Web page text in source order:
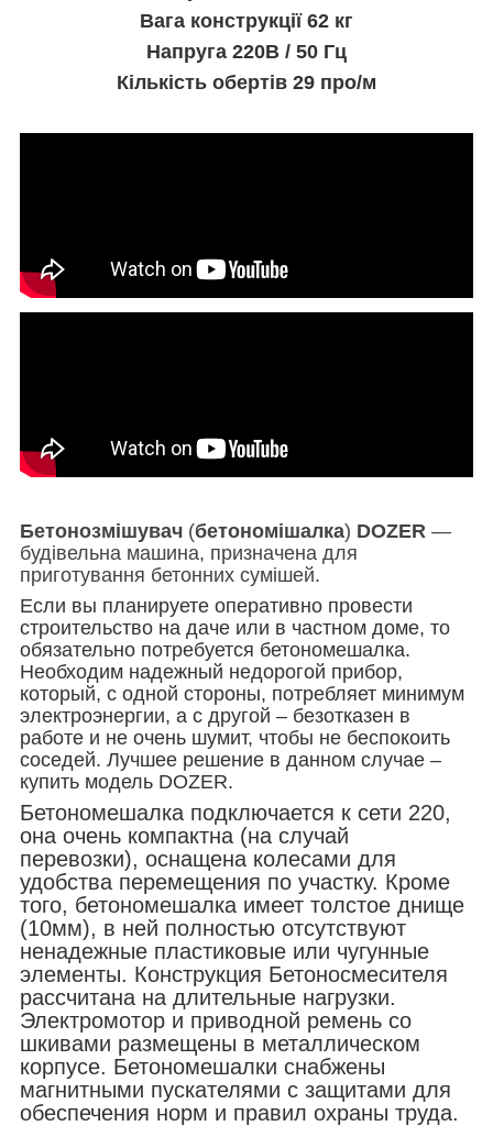
Вага конструкції 62 кг
Напруга 220В / 50 Гц
Кількість обертів 29 про/м
Бетонозмішувач (бетономішалка) DOZER —
будівельна машина, призначена для
приготування бетонних сумішей.
Если вы планируете оперативно провести
строительство на даче или в частном доме, то
обязательно потребуется бетономешалка.
Необходим надежный недорогой прибор,
который, с одной стороны, потребляет минимум
электроэнергии, а с другой – безотказен в
работе и не очень шумит, чтобы не беспокоить
соседей. Лучшее решение в данном случае –
купить модель DOZER.
Бетономешалка подключается к сети 220,
она очень компактна (на случай
перевозки), оснащена колесами для
удобства перемещения по участку. Кроме
того, бетономешалка имеет толстое днище
(10мм), в ней полностью отсутствуют
ненадежные пластиковые или чугунные
элементы. Конструкция Бетоносмесителя
рассчитана на длительные нагрузки.
Электромотор и приводной ремень со
шкивами размещены в металлическом
корпусе. Бетономешалки снабжены
магнитными пускателями с защитами для
обеспечения норм и правил охраны труда.